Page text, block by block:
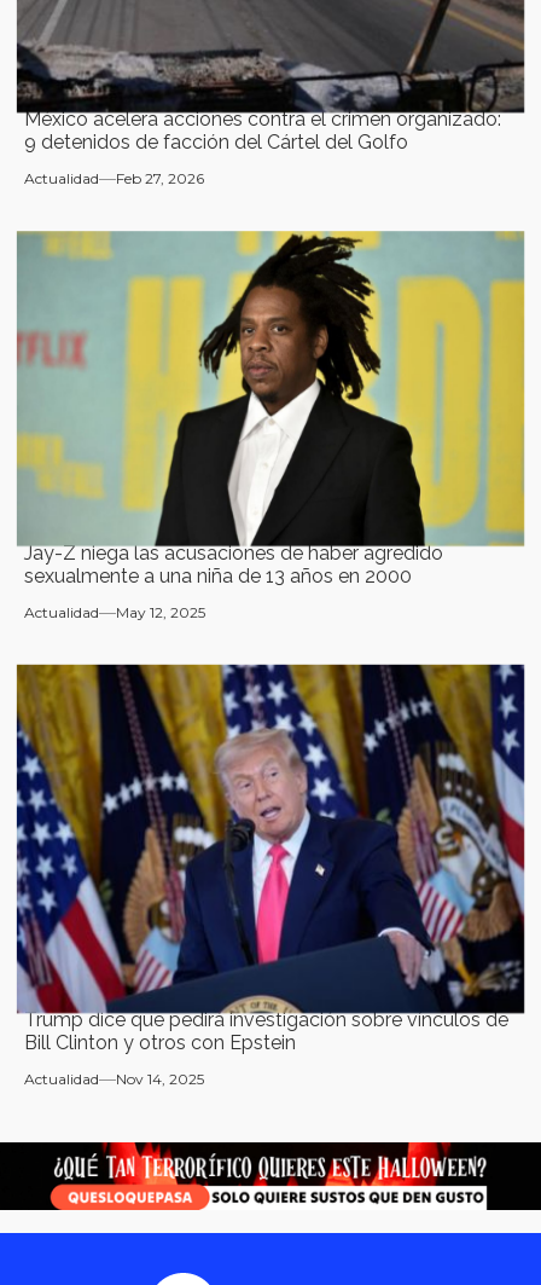
México acelera acciones contra el crimen organizado:
9 detenidos de facción del Cártel del Golfo
Actualidad Feb 27, 2026
Jay-Z niega las acusaciones de haber agredido
sexualmente a una niña de 13 años en 2000
Actualidad May 12, 2025
Trump dice que pedirá investigación sobre vínculos de
Bill Clinton y otros con Epstein
Actualidad Nov 14, 2025